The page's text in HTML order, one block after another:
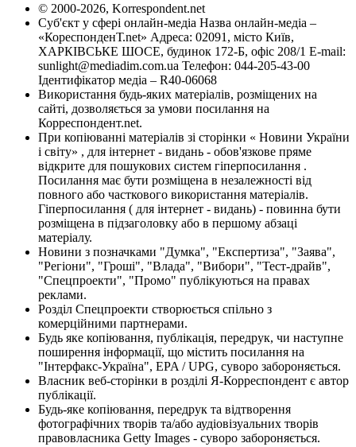
© 2000-2026, Korrespondent.net
Суб'єкт у сфері онлайн-медіа Назва онлайн-медіа –
«КореспонденТ.net» Адреса: 02091, місто Київ,
ХАРКІВСЬКЕ ШОСЕ, будинок 172-Б, офіс 208/1 E-mail:
sunlight@mediadim.com.ua Телефон: 044-205-43-00
Ідентифікатор медіа – R40-06068
Використання будь-яких матеріалів, розміщених на
сайті, дозволяється за умови посилання на
Корреспондент.net.
При копіюванні матеріалів зі сторінки « Новини України
і світу» , для інтернет - видань - обов'язкове пряме
відкрите для пошукових систем гіперпосилання .
Посилання має бути розміщена в незалежності від
повного або часткового використання матеріалів.
Гіперпосилання ( для інтернет - видань) - повинна бути
розміщена в підзаголовку або в першому абзаці
матеріалу.
Новини з позначками "Думка", "Експертиза", "Заява",
"Регіони", "Гроші", "Влада", "Вибори", "Тест-драйв",
"Спецпроекти", "Промо" публікуються на правах
реклами.
Розділ Спецпроекти створюється спільно з
комерційними партнерами.
Будь яке копіювання, публікація, передрук, чи наступне
поширення інформації, що містить посилання на
"Інтерфакс-Україна", EPA / UPG, суворо забороняється.
Власник веб-сторінки в розділі Я-Корреспондент є автор
публікації.
Будь-яке копіювання, передрук та відтворення
фотографічних творів та/або аудіовізуальних творів
правовласника Getty Images - суворо забороняється.